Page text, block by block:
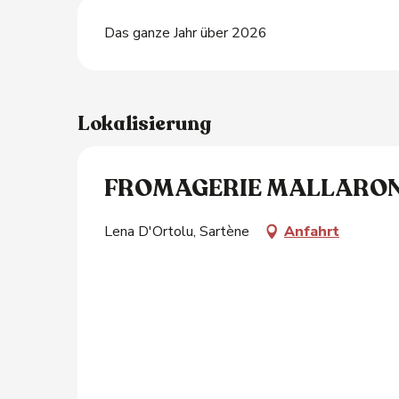
Das ganze Jahr über 2026
Lokalisierung
FROMAGERIE
Lena D'Ortolu, Sartène Anfahrt